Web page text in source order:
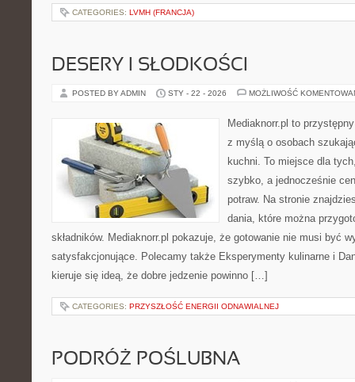
CATEGORIES: LVMH (FRANCJA)
DESERY I SŁODKOŚCI
POSTED BY ADMIN STY - 22 - 2026 MOŻLIWOŚĆ
Mediaknorr.pl to
z myślą o osobach
kuchni. To miejsce dla
szybko, a jednocześnie
potraw. Na stronie
dania, które można
składników. Mediaknorr.pl pokazuje, że gotowanie nie musi być
satysfakcjonujące. Polecamy także Eksperymenty kulinarne i
kieruje się ideą, że dobre jedzenie powinno […]
CATEGORIES: PRZYSZŁOŚĆ ENERGII ODNAWIALNEJ
PODRÓŻ POŚLUBNA